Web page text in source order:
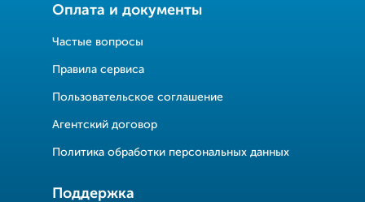
Оплата и документы
Частые вопросы
Правила сервиса
Пользовательское соглашение
Агентский договор
Политика обработки персональных данных
Поддержка